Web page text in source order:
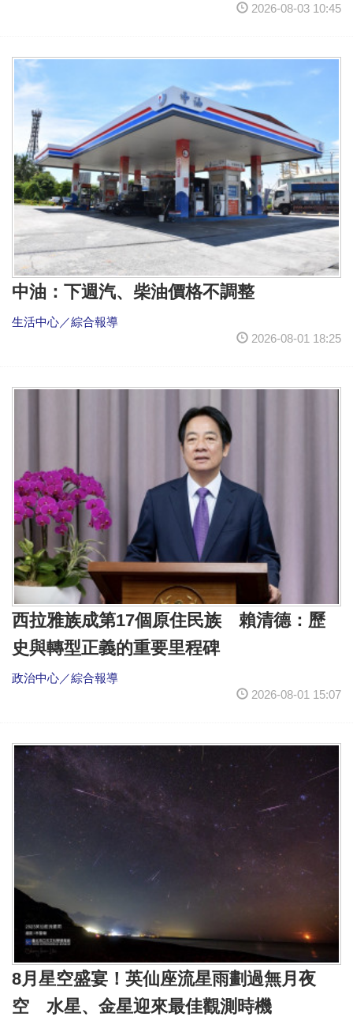
2026-08-03 10:45
中油：下週汽、柴油價格不調整
生活中心／綜合報導
2026-08-01 18:25
西拉雅族成第17個原住民族 賴清德：歷
史與轉型正義的重要里程碑
政治中心／綜合報導
2026-08-01 15:07
8月星空盛宴！英仙座流星雨劃過無月夜
空 水星、金星迎來最佳觀測時機